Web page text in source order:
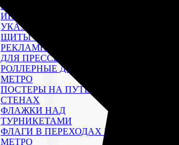
МЕТРО
ИНФОРМАЦИОННЫЕ
УКАЗАТЕЛИ В МЕТРО
ЩИТЫ 4×8 М ТРИВИЖН
РЕКЛАМНЫЕ СТОЙКИ
ДЛЯ ПРЕССЫ
РОЛЛЕРНЫЕ ДИСПЛЕИ В
МЕТРО
ПОСТЕРЫ НА ПУТЕВЫХ
СТЕНАХ
ФЛАЖКИ НАД
ТУРНИКЕТАМИ
ФЛАГИ В ПЕРЕХОДАХ В
МЕТРО